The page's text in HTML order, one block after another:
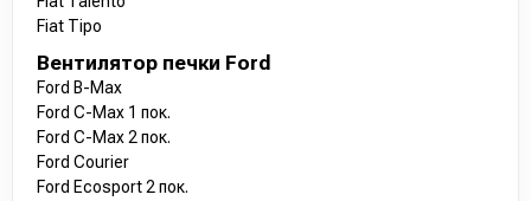
Fiat Tipo
Вентилятор печки Ford
Ford B-Max
Ford C-Max 1 пок.
Ford C-Max 2 пок.
Ford Courier
Ford Ecosport 2 пок.